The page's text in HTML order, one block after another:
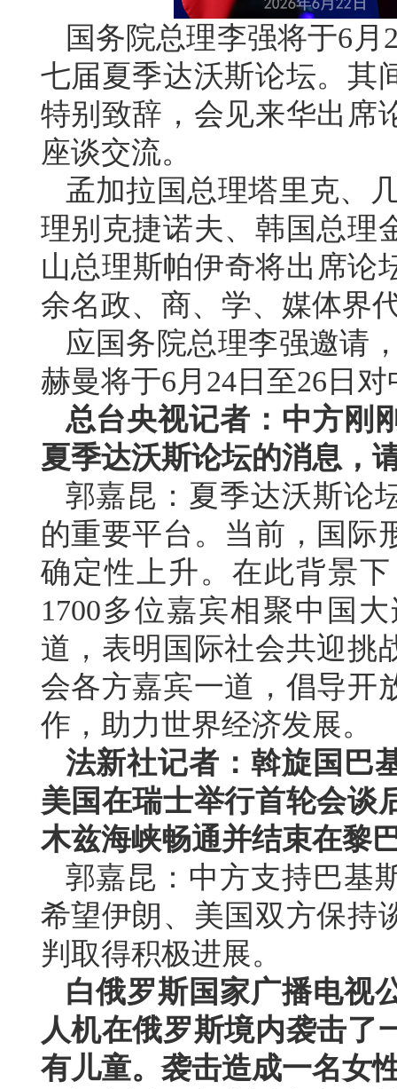
国务院总理李强将于6
七届夏季达沃斯论坛。其
特别致辞，会见来华出席
座谈交流。
孟加拉国总理塔里克、
理别克捷诺夫、韩国总理
山总理斯帕伊奇将出席论
余名政、商、学、媒体界
应国务院总理李强邀请
赫曼将于6月24日至26日
总台央视记者：中方刚
夏季达沃斯论坛的消息，
郭嘉昆：夏季达沃斯论
的重要平台。当前，国际
确定性上升。在此背景
1700多位嘉宾相聚中国
道，表明国际社会共迎挑
会各方嘉宾一道，倡导开
作，助力世界经济发展。
法新社记者：斡旋国巴
美国在瑞士举行首轮会谈
木兹海峡畅通并结束在黎
郭嘉昆：中方支持巴基
希望伊朗、美国双方保持
判取得积极进展。
白俄罗斯国家广播电视
人机在俄罗斯境内袭击了
有儿童。袭击造成一名女